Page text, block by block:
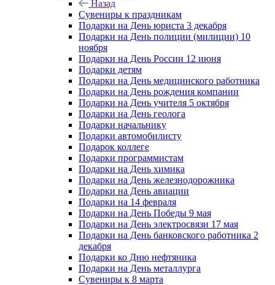
Назад
Сувениры к праздникам
Подарки на День юриста 3 декабря
Подарки на День полиции (милиции) 10
ноября
Подарки на День России 12 июня
Подарки детям
Подарки на День медицинского работника
Подарки на День рождения компании
Подарки на День учителя 5 октября
Подарки на День геолога
Подарки начальнику
Подарки автомобилисту
Подарок коллеге
Подарки программистам
Подарки на День химика
Подарки на День железнодорожника
Подарки на День авиации
Подарки на 14 февраля
Подарки на День Победы 9 мая
Подарки на День электросвязи 17 мая
Подарки на День банковского работника 2
декабря
Подарки ко Дню нефтяника
Подарки на День металлурга
Сувениры к 8 марта